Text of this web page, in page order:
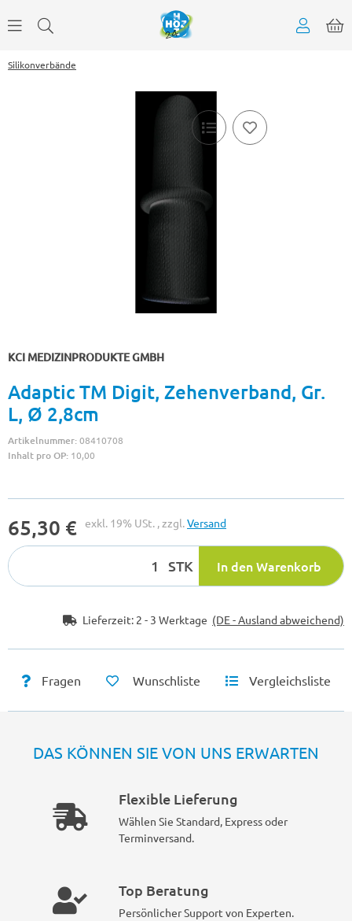
Silikonverbände
KCI MEDIZINPRODUKTE GMBH
Adaptic TM Digit, Zehenverband, Gr.
L, Ø 2,8cm
Artikelnummer:08410708
Inhalt pro OP: 10,00
65,30 € exkl. 19% USt. , zzgl.Versand
STK In den Warenkorb
Lieferzeit: 2 - 3 Werktage (DE - Ausland abweichend)
Fragen Wunschliste Vergleichsliste
DAS KÖNNEN SIE VON UNS ERWARTEN
Flexible Lieferung
Wählen Sie Standard, Express oder
Terminversand.
Top Beratung
Persönlicher Support von Experten.